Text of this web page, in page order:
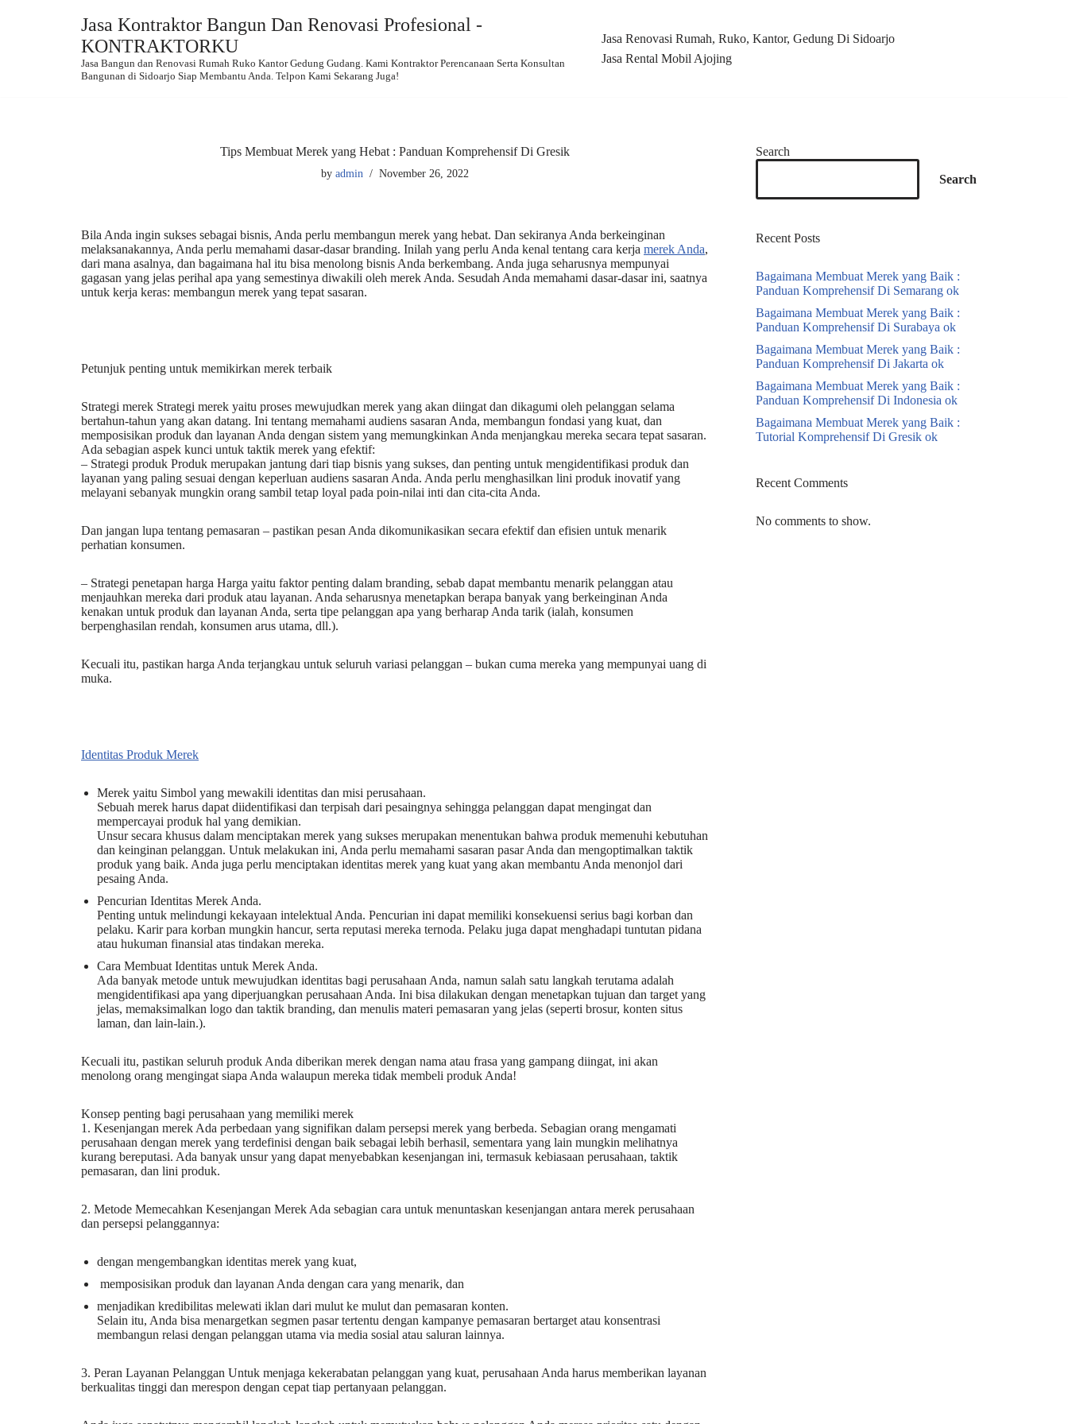
Jasa Kontraktor Bangun Dan Renovasi Profesional -
KONTRAKTORKU
Jasa Bangun dan Renovasi Rumah Ruko Kantor Gedung Gudang. Kami Kontraktor Perencanaan Serta Konsultan
Bangunan di Sidoarjo Siap Membantu Anda. Telpon Kami Sekarang Juga!
Jasa Renovasi Rumah, Ruko, Kantor, Gedung Di Sidoarjo
Jasa Rental Mobil Ajojing
Tips Membuat Merek yang Hebat : Panduan Komprehensif Di Gresik
by admin November 26, 2022
Bila Anda ingin sukses sebagai bisnis, Anda perlu membangun merek yang hebat. Dan sekiranya Anda berkeinginan
melaksanakannya, Anda perlu memahami dasar-dasar branding. Inilah yang perlu Anda kenal tentang cara kerja merek Anda,
dari mana asalnya, dan bagaimana hal itu bisa menolong bisnis Anda berkembang. Anda juga seharusnya mempunyai
gagasan yang jelas perihal apa yang semestinya diwakili oleh merek Anda. Sesudah Anda memahami dasar-dasar ini, saatnya
untuk kerja keras: membangun merek yang tepat sasaran.
Petunjuk penting untuk memikirkan merek terbaik
Strategi merek Strategi merek yaitu proses mewujudkan merek yang akan diingat dan dikagumi oleh pelanggan selama
bertahun-tahun yang akan datang. Ini tentang memahami audiens sasaran Anda, membangun fondasi yang kuat, dan
memposisikan produk dan layanan Anda dengan sistem yang memungkinkan Anda menjangkau mereka secara tepat sasaran.
Ada sebagian aspek kunci untuk taktik merek yang efektif:
– Strategi produk Produk merupakan jantung dari tiap bisnis yang sukses, dan penting untuk mengidentifikasi produk dan
layanan yang paling sesuai dengan keperluan audiens sasaran Anda. Anda perlu menghasilkan lini produk inovatif yang
melayani sebanyak mungkin orang sambil tetap loyal pada poin-nilai inti dan cita-cita Anda.
Dan jangan lupa tentang pemasaran – pastikan pesan Anda dikomunikasikan secara efektif dan efisien untuk menarik
perhatian konsumen.
– Strategi penetapan harga Harga yaitu faktor penting dalam branding, sebab dapat membantu menarik pelanggan atau
menjauhkan mereka dari produk atau layanan. Anda seharusnya menetapkan berapa banyak yang berkeinginan Anda
kenakan untuk produk dan layanan Anda, serta tipe pelanggan apa yang berharap Anda tarik (ialah, konsumen
berpenghasilan rendah, konsumen arus utama, dll.).
Kecuali itu, pastikan harga Anda terjangkau untuk seluruh variasi pelanggan – bukan cuma mereka yang mempunyai uang di
muka.
Identitas Produk Merek
Merek yaitu Simbol yang mewakili identitas dan misi perusahaan.
Sebuah merek harus dapat diidentifikasi dan terpisah dari pesaingnya sehingga pelanggan dapat mengingat dan
mempercayai produk hal yang demikian.
Unsur secara khusus dalam menciptakan merek yang sukses merupakan menentukan bahwa produk memenuhi kebutuhan
dan keinginan pelanggan. Untuk melakukan ini, Anda perlu memahami sasaran pasar Anda dan mengoptimalkan taktik
produk yang baik. Anda juga perlu menciptakan identitas merek yang kuat yang akan membantu Anda menonjol dari
pesaing Anda.
Pencurian Identitas Merek Anda.
Penting untuk melindungi kekayaan intelektual Anda. Pencurian ini dapat memiliki konsekuensi serius bagi korban dan
pelaku. Karir para korban mungkin hancur, serta reputasi mereka ternoda. Pelaku juga dapat menghadapi tuntutan pidana
atau hukuman finansial atas tindakan mereka.
Cara Membuat Identitas untuk Merek Anda.
Ada banyak metode untuk mewujudkan identitas bagi perusahaan Anda, namun salah satu langkah terutama adalah
mengidentifikasi apa yang diperjuangkan perusahaan Anda. Ini bisa dilakukan dengan menetapkan tujuan dan target yang
jelas, memaksimalkan logo dan taktik branding, dan menulis materi pemasaran yang jelas (seperti brosur, konten situs
laman, dan lain-lain.).
Kecuali itu, pastikan seluruh produk Anda diberikan merek dengan nama atau frasa yang gampang diingat, ini akan
menolong orang mengingat siapa Anda walaupun mereka tidak membeli produk Anda!
Konsep penting bagi perusahaan yang memiliki merek
1. Kesenjangan merek Ada perbedaan yang signifikan dalam persepsi merek yang berbeda. Sebagian orang mengamati
perusahaan dengan merek yang terdefinisi dengan baik sebagai lebih berhasil, sementara yang lain mungkin melihatnya
kurang bereputasi. Ada banyak unsur yang dapat menyebabkan kesenjangan ini, termasuk kebiasaan perusahaan, taktik
pemasaran, dan lini produk.
2. Metode Memecahkan Kesenjangan Merek Ada sebagian cara untuk menuntaskan kesenjangan antara merek perusahaan
dan persepsi pelanggannya:
dengan mengembangkan identitas merek yang kuat,
memposisikan produk dan layanan Anda dengan cara yang menarik, dan
menjadikan kredibilitas melewati iklan dari mulut ke mulut dan pemasaran konten.
Selain itu, Anda bisa menargetkan segmen pasar tertentu dengan kampanye pemasaran bertarget atau konsentrasi
membangun relasi dengan pelanggan utama via media sosial atau saluran lainnya.
3. Peran Layanan Pelanggan Untuk menjaga kekerabatan pelanggan yang kuat, perusahaan Anda harus memberikan layanan
berkualitas tinggi dan merespon dengan cepat tiap pertanyaan pelanggan.
Search
Search
Recent Posts
Bagaimana Membuat Merek yang Baik :
Panduan Komprehensif Di Semarang ok
Bagaimana Membuat Merek yang Baik :
Panduan Komprehensif Di Surabaya ok
Bagaimana Membuat Merek yang Baik :
Panduan Komprehensif Di Jakarta ok
Bagaimana Membuat Merek yang Baik :
Panduan Komprehensif Di Indonesia ok
Bagaimana Membuat Merek yang Baik :
Tutorial Komprehensif Di Gresik ok
Recent Comments
No comments to show.